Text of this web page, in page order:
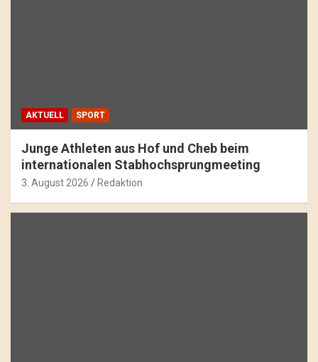
AKTUELL SPORT
Junge Athleten aus Hof und Cheb beim
internationalen Stabhochsprungmeeting
3. August 2026 Redaktion